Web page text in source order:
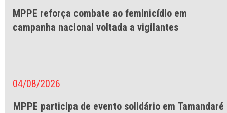
MPPE reforça combate ao feminicídio em
campanha nacional voltada a vigilantes
04/08/2026
MPPE participa de evento solidário em Tamandaré